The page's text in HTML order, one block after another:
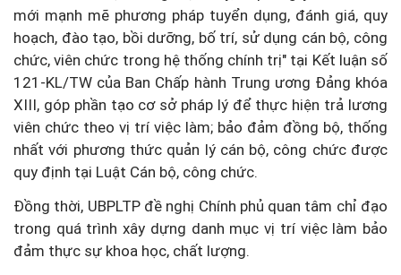
mới mạnh mẽ phương pháp tuyển dụng, đánh giá, quy
hoạch, đào tạo, bồi dưỡng, bố trí, sử dụng cán bộ, công
chức, viên chức trong hệ thống chính trị" tại Kết luận số
121-KL/TW của Ban Chấp hành Trung ương Đảng khóa
XIII, góp phần tạo cơ sở pháp lý để thực hiện trả lương
viên chức theo vị trí việc làm; bảo đảm đồng bộ, thống
nhất với phương thức quản lý cán bộ, công chức được
quy định tại Luật Cán bộ, công chức.
Đồng thời, UBPLTP đề nghị Chính phủ quan tâm chỉ đạo
trong quá trình xây dựng danh mục vị trí việc làm bảo
đảm thực sự khoa học, chất lượng.